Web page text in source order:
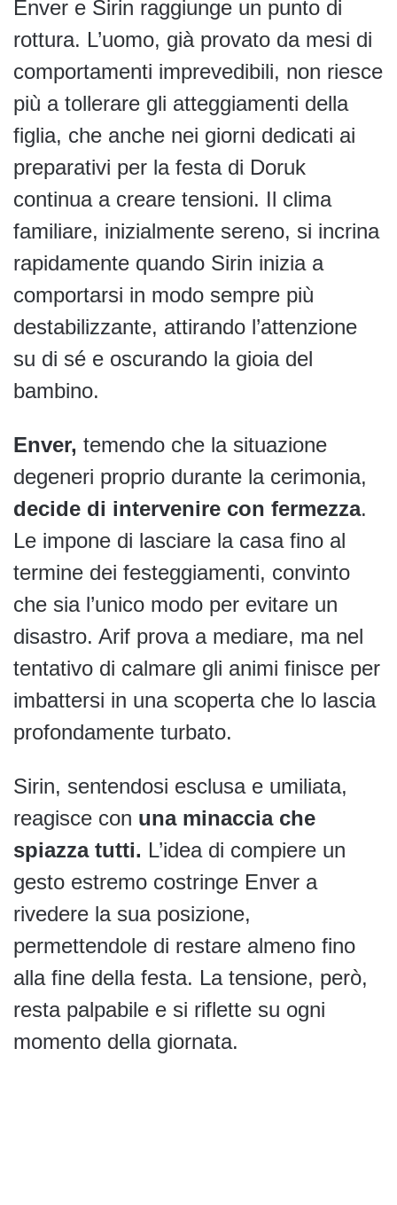
Enver e Sirin raggiunge un punto di
rottura. L’uomo, già provato da mesi di
comportamenti imprevedibili, non riesce
più a tollerare gli atteggiamenti della
figlia, che anche nei giorni dedicati ai
preparativi per la festa di Doruk
continua a creare tensioni. Il clima
familiare, inizialmente sereno, si incrina
rapidamente quando Sirin inizia a
comportarsi in modo sempre più
destabilizzante, attirando l’attenzione
su di sé e oscurando la gioia del
bambino.
Enver, temendo che la situazione
degeneri proprio durante la cerimonia,
decide di intervenire con fermezza.
Le impone di lasciare la casa fino al
termine dei festeggiamenti, convinto
che sia l’unico modo per evitare un
disastro. Arif prova a mediare, ma nel
tentativo di calmare gli animi finisce per
imbattersi in una scoperta che lo lascia
profondamente turbato.
Sirin, sentendosi esclusa e umiliata,
reagisce con una minaccia che
spiazza tutti. L’idea di compiere un
gesto estremo costringe Enver a
rivedere la sua posizione,
permettendole di restare almeno fino
alla fine della festa. La tensione, però,
resta palpabile e si riflette su ogni
momento della giornata.